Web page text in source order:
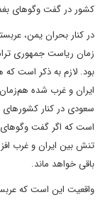
کشور در گفت وگوهای
در کنار بحران یمن،
زمان ریاست جمهوری
بود. لازم به ذکر است
ایران و غرب شده
سعودی در کنار کشورهای
است که اگر گفت
تنش بین ایران و غرب
باقی خواهد ماند.
واقعیت این است که